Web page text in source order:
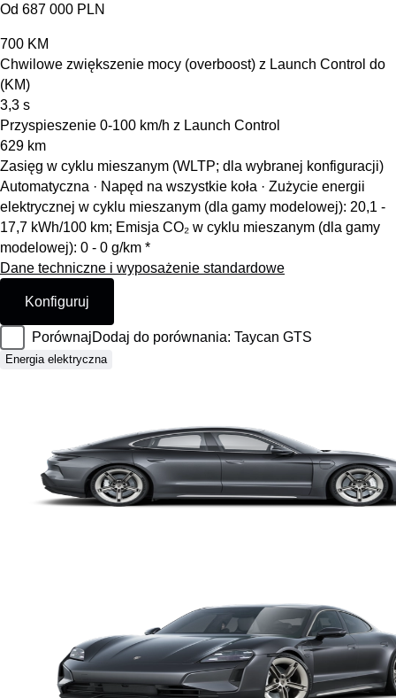
Od 687 000 PLN
700 KM
Chwilowe zwiększenie mocy (overboost) z Launch Control do
(KM)
3,3 s
Przyspieszenie 0-100 km/h z Launch Control
629 km
Zasięg w cyklu mieszanym (WLTP; dla wybranej konfiguracji)
Automatyczna · Napęd na wszystkie koła · Zużycie energii
elektrycznej w cyklu mieszanym (dla gamy modelowej): 20,1 -
17,7 kWh/100 km; Emisja CO₂ w cyklu mieszanym (dla gamy
modelowej): 0 - 0 g/km *
Dane techniczne i wyposażenie standardowe
Konfiguruj
PorównajDodaj do porównania: Taycan GTS
Energia elektryczna